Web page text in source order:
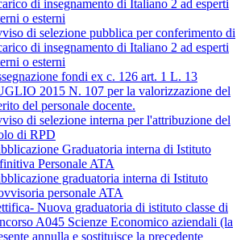
di insegnamento di Italiano 2 ad esperti
o esterni
di selezione pubblica per conferimento di
di insegnamento di Italiano 2 ad esperti
o esterni
fondi ex c. 126 art. 1 L. 13
2015 N. 107 per la valorizzazione del
del personale docente.
di selezione interna per l'attribuzione del
di RPD
Graduatoria interna di Istituto
Personale ATA
graduatoria interna di Istituto
personale ATA
Nuova graduatoria di istituto classe di
A045 Scienze Economico aziendali (la
annulla e sostituisce la precedente